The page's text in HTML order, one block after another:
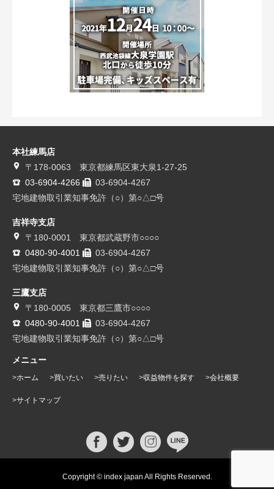
本社練馬店
〒178-0063 東京都練馬区東大泉1-27-25
03-6904-4266
03-6904-4267
宅地建物取引業知事免許（○）第○△□号
吉祥寺支店
〒180-0001 東京都武蔵野市○○○○
0480-90-4001
03-6904-4267
宅地建物取引業知事免許（○）第○△□号
三鷹支店
〒180-0005 東京都三鷹市○○○○
0480-90-4001
03-6904-4267
宅地建物取引業知事免許（○）第○△□号
メニュー
ホーム 買いたい 売りたい 収益物件を探す 会社概要
サイトマップ
Copyright © index japan All Rights Reserved.